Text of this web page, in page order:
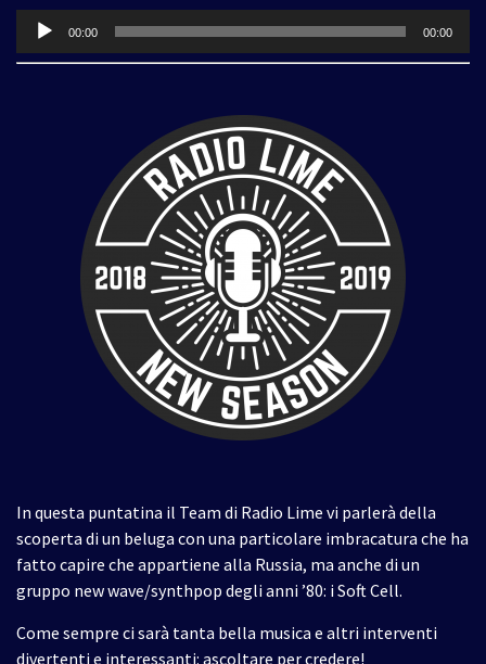
Audio
00:00 00:00
In questa puntatina il Team di Radio Lime vi parlerà della
scoperta di un beluga con una particolare imbracatura che ha
fatto capire che appartiene alla Russia, ma anche di un
gruppo new wave/synthpop degli anni ’80: i Soft Cell.
Come sempre ci sarà tanta bella musica e altri interventi
divertenti e interessanti: ascoltare per credere!